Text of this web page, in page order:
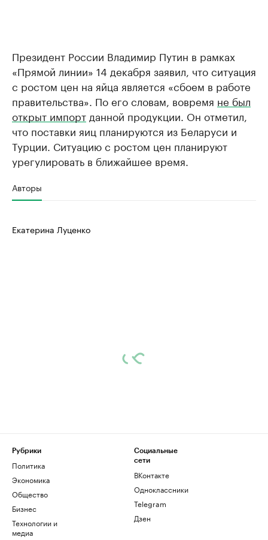
Президент России Владимир Путин в рамках
«Прямой линии» 14 декабря заявил, что ситуация
с ростом цен на яйца является «сбоем в работе
правительства». По его словам, вовремя не был
открыт импорт данной продукции. Он отметил,
что поставки яиц планируются из Беларуси и
Турции. Ситуацию с ростом цен планируют
урегулировать в ближайшее время.
Авторы
Екатерина Луценко
Рубрики
Политика
Экономика
Общество
Бизнес
Технологии и
медиа
Социальные
сети
ВКонтакте
Одноклассники
Telegram
Дзен